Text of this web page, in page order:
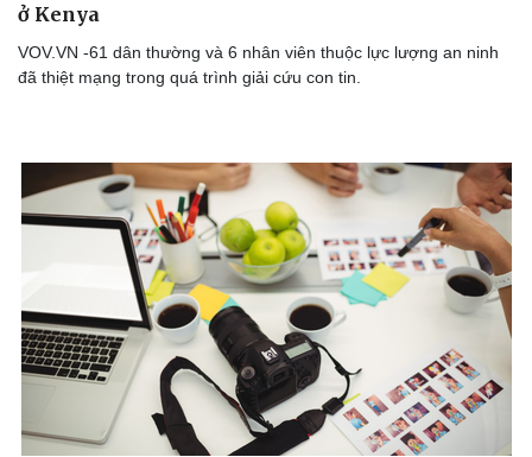
Sức khỏe
Dinh dưỡng - món ngon
Sản phụ khoa
Đời sống
Nhà đẹp
Blog
Tình yêu - Gia đình
ở Kenya
VOV.VN -61 dân thường và 6 nhân viên thuộc lực lượng an ninh
đã thiệt mạng trong quá trình giải cứu con tin.